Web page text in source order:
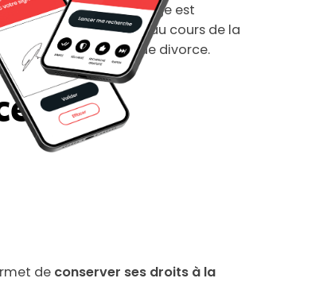
La police de libre passage est
professionnelles, au cours de la
du 2e pilier en cas de divorce.
libre
de conserver ses droits à la